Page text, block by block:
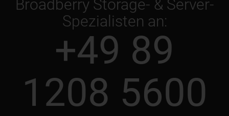
Broadberry Storage- & Server-
Spezialisten an:
+49 89
1208 5600